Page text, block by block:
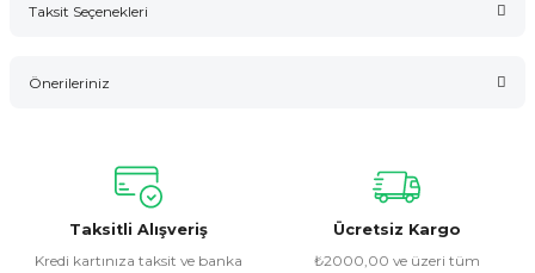
Taksit Seçenekleri
Önerileriniz
konularda yetersiz gördüğünüz noktaları öneri formunu
kullanarak tarafımıza iletebilirsiniz.
Görüş ve önerileriniz için teşekkür ederiz.
Taksitli Alışveriş
Kredi kartınıza taksit ve banka
Ücretsiz Kargo
₺2000,00 ve üzeri tüm